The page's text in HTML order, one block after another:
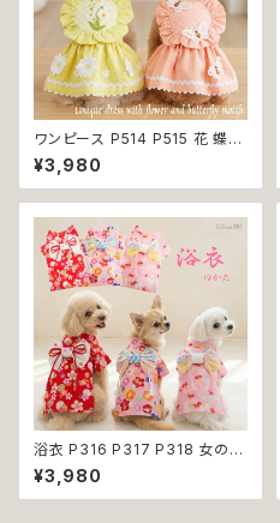
ワンピース P514 P515 花 蝶
ハンドメイド ピンク イエローグ
リーン レース ドッグウェア 春夏
ドッグウエア ドッグ ウェア 犬 猫
の洋服 猫の洋服 春 夏 洋服 女
の子 小型 おしゃれ かわいい 送
料無料 返品交換不可
¥3,980
浴衣 P316 P317 P318 女の子
レッド ベビー ピンク ドッグ ウェ
ア ドッグウエア 犬 猫 ペット 服
犬服 猫服 犬の服 猫の服 和装
¥3,980